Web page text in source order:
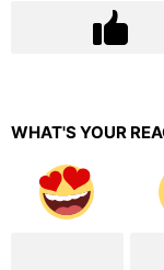
WHAT'S YOUR